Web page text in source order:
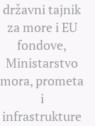
državni tajnik
za more i EU
fondove,
Ministarstvo
mora, prometa
i
infrastrukture